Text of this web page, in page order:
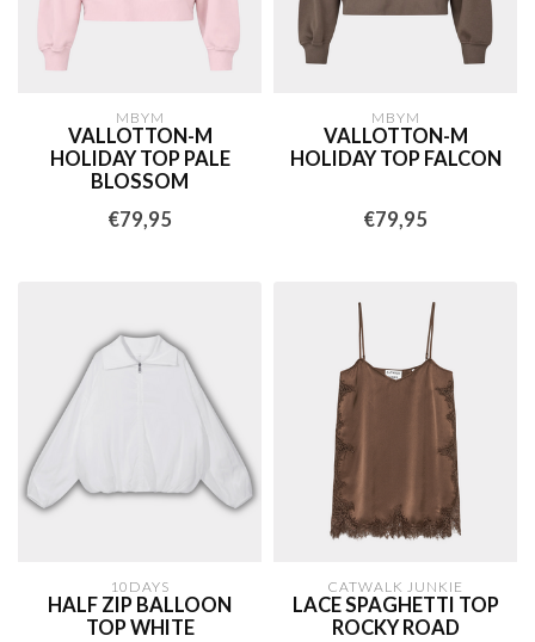
MBYM
VALLOTTON-M
HOLIDAY TOP PALE
BLOSSOM
€79,95
MBYM
VALLOTTON-M
HOLIDAY TOP FALCON
€79,95
10DAYS
HALF ZIP BALLOON
TOP WHITE
CATWALK JUNKIE
LACE SPAGHETTI TOP
ROCKY ROAD